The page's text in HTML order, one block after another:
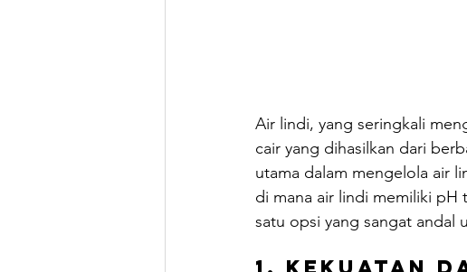
Air lindi, yang seringkali
cair yang dihasilkan dari
utama dalam mengelola air
di mana air lindi memiliki pH
satu opsi yang sangat andal